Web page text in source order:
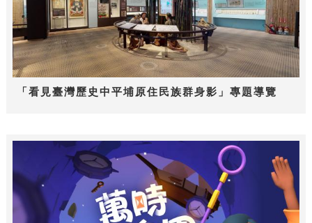
「看見臺灣歷史中平埔原住民族群身影」專題導覽